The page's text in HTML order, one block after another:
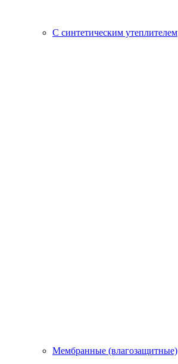
С синтетическим утеплителем
Мембранные (влагозащитные)